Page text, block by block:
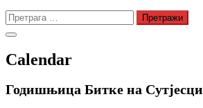
Претрага
за:
Calendar
Годишњица Битке на Сутјесци